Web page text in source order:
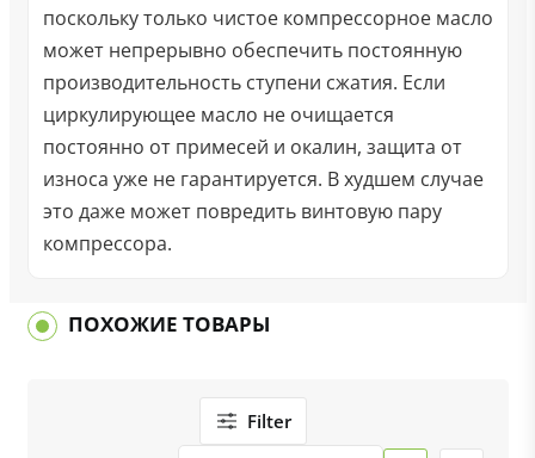
поскольку только чистое компрессорное масло
может непрерывно обеспечить постоянную
производительность ступени сжатия. Если
циркулирующее масло не очищается
постоянно от примесей и окалин, защита от
износа уже не гарантируется. В худшем случае
это даже может повредить винтовую пару
компрессора.
ПОХОЖИЕ ТОВАРЫ
Filter